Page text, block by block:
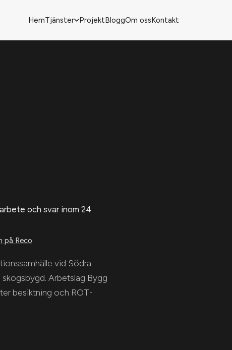
HemTjänster ProjektBloggOm ossKontakt
och svar inom 24
på Reco
vid Södra
Arbetslag Bygg
besiktning och ROT-